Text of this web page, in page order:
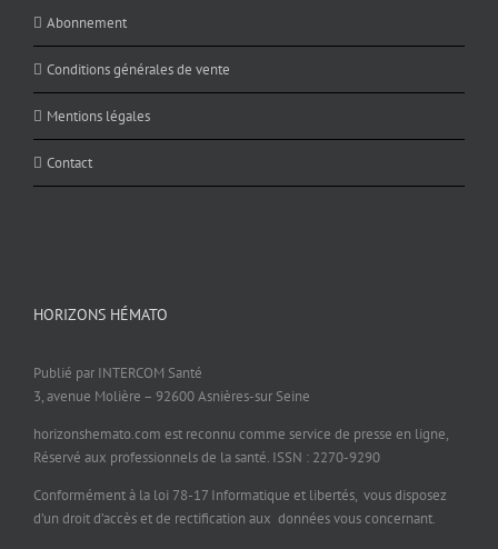
Abonnement
Conditions générales de vente
Mentions légales
Contact
HORIZONS HÉMATO
Publié par INTERCOM Santé
3, avenue Molière – 92600 Asnières-sur Seine
horizonshemato.com est reconnu comme service de presse en ligne,
Réservé aux professionnels de la santé. ISSN : 2270-9290
Conformément à la loi 78-17 Informatique et libertés, vous disposez
d’un droit d’accès et de rectification aux données vous concernant.